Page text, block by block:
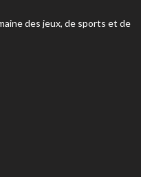
des jeux, de sports et de